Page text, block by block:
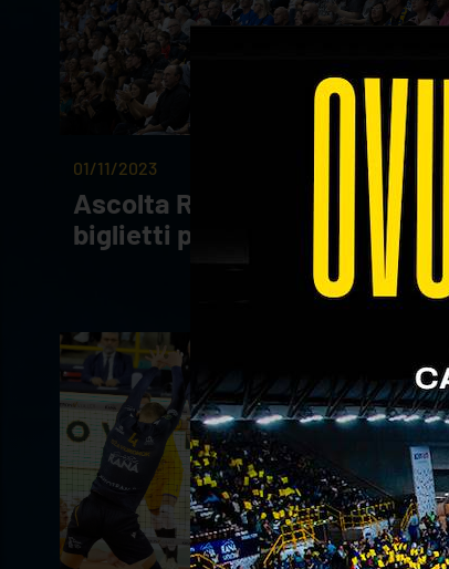
01/11/2023
Ascolta Radio Pico e ottieni 2
biglietti per Rana Verona!